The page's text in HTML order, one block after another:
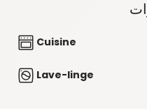
Cuisine
Lave-linge